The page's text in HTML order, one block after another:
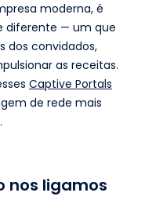
moderna, é
diferente — um que
dos convidados,
as receitas.
Captive Portals
de rede mais
nos ligamos